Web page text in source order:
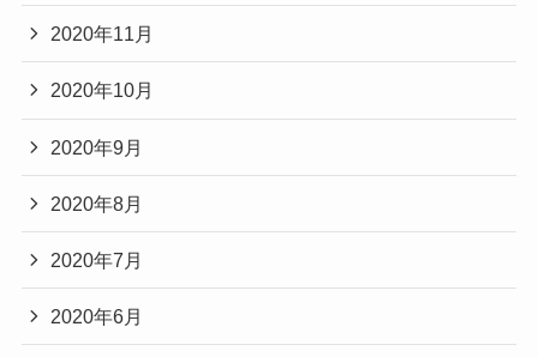
2020年11月
2020年10月
2020年9月
2020年8月
2020年7月
2020年6月